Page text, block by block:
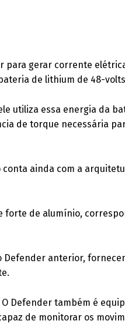
para gerar corrente
de lithium de 48-
utiliza essa energia da
de torque necessária
ainda com a
forte de alumínio,
Defender anterior,
Defender também é
de monitorar os